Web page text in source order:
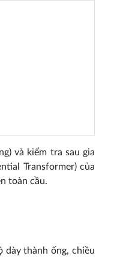
và kiểm tra sau gia
Transformer) của
toàn cầu.
dày thành ống, chiều